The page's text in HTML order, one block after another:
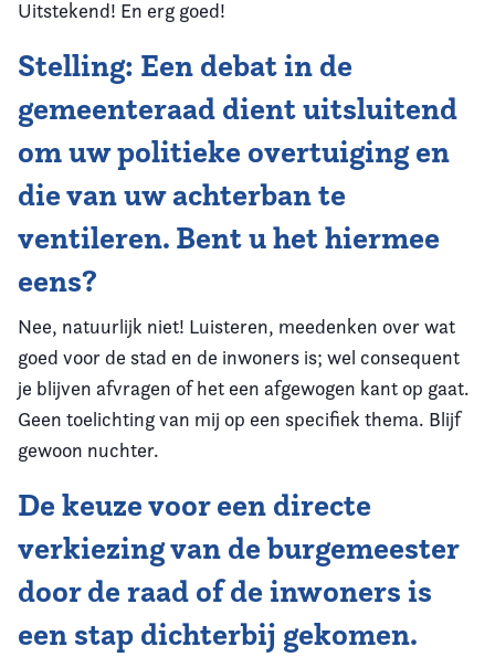
Uitstekend! En erg goed!
Stelling: Een debat in de
gemeenteraad dient uitsluitend
om uw politieke overtuiging en
die van uw achterban te
ventileren. Bent u het hiermee
eens?
Nee, natuurlijk niet! Luisteren, meedenken over wat
goed voor de stad en de inwoners is; wel consequent
je blijven afvragen of het een afgewogen kant op gaat.
Geen toelichting van mij op een specifiek thema. Blijf
gewoon nuchter.
De keuze voor een directe
verkiezing van de burgemeester
door de raad of de inwoners is
een stap dichterbij gekomen.